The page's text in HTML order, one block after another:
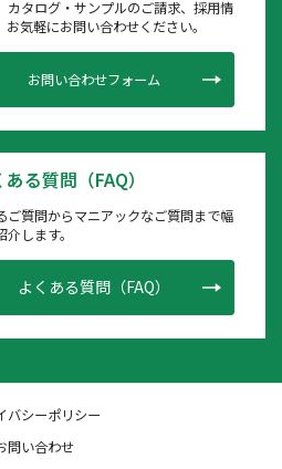
カタログ・サンプルのご請求、採用情
お気軽にお問い合わせください。
お問い合わせフォーム
ある質問（FAQ）
ご質問からマニアックなご質問まで幅
します。
よくある質問（FAQ）
バシーポリシー
問い合わせ